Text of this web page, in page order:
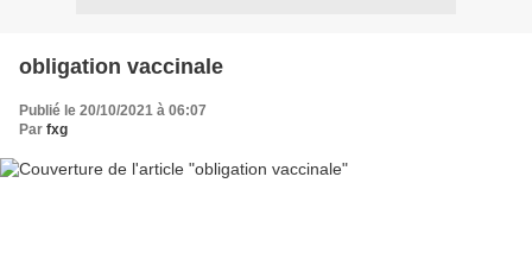
obligation vaccinale
Publié le 20/10/2021 à 06:07
Par fxg